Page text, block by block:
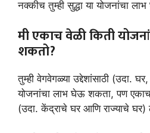
नक्कीच तुम्ही सुद्धा या योजनांचा लाभ
मी एकाच वेळी किती
शकतो?
तुम्ही वेगवेगळ्या उद्देशांसाठी (उदा.
योजनांचा लाभ घेऊ शकता, पण एकाच
(उदा. केंद्राचे घर आणि राज्याचे घर)